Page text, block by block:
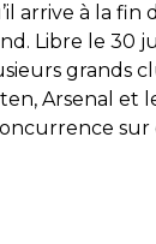
arrive à la fin
Libre le 30
grands
Arsenal et
sur